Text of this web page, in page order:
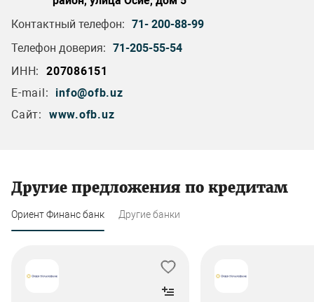
Контактный телефон: 71- 200-88-99
Телефон доверия: 71-205-55-54
ИНН:
207086151
E-mail:
info@ofb.uz
Сайт:
www.ofb.uz
Другие предложения по кредитам
Ориент Финанс банк Другие банки